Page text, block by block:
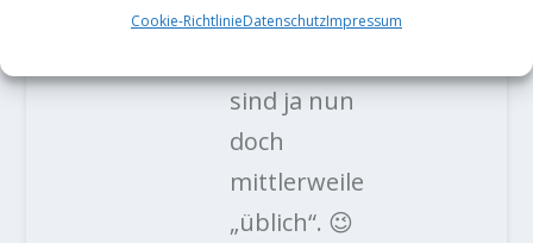
Cookie-RichtlinieDatenschutzImpressum
Spotter und
sind ja nun
doch
mittlerweile
„üblich“. 😉